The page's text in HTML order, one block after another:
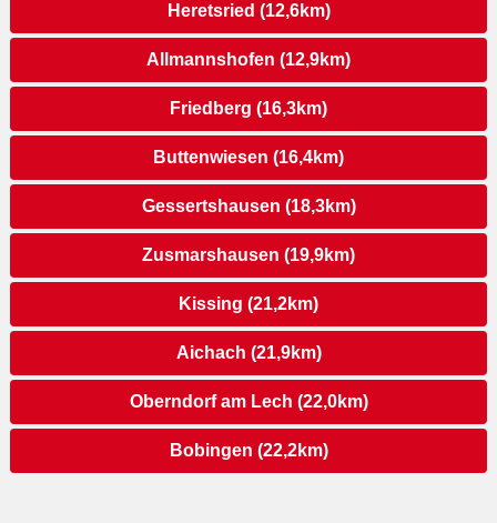
Heretsried (12,6km)
Allmannshofen (12,9km)
Friedberg (16,3km)
Buttenwiesen (16,4km)
Gessertshausen (18,3km)
Zusmarshausen (19,9km)
Kissing (21,2km)
Aichach (21,9km)
Oberndorf am Lech (22,0km)
Bobingen (22,2km)